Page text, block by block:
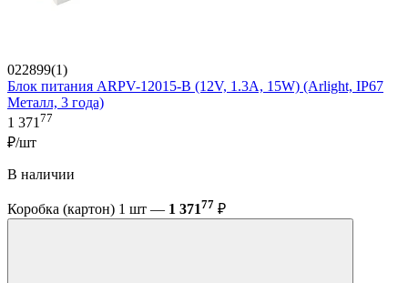
022899(1)
Блок питания ARPV-12015-B (12V, 1.3A, 15W) (Arlight, IP67
Металл, 3 года)
1 37177
₽/шт
В наличии
Коробка (картон) 1 шт — 1 37177 ₽